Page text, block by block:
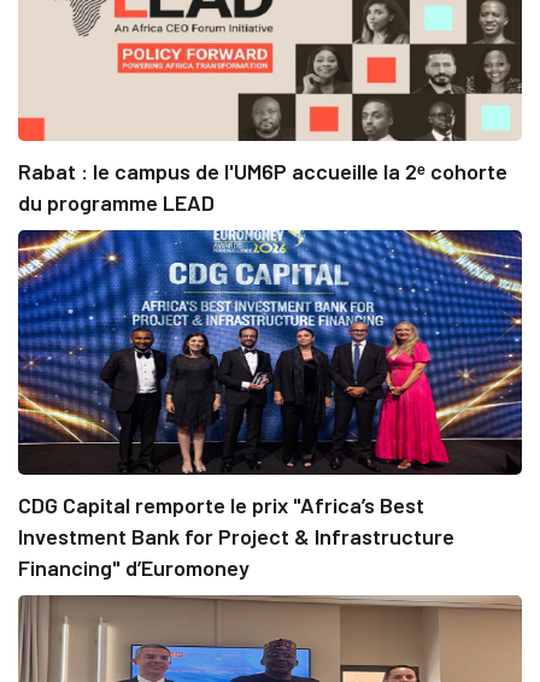
Rabat : le campus de l'UM6P accueille la 2ᵉ cohorte
du programme LEAD
CDG Capital remporte le prix "Africa’s Best
Investment Bank for Project & Infrastructure
Financing" d’Euromoney